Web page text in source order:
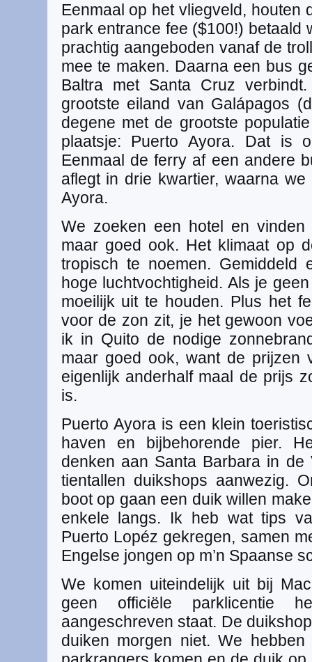
Eenmaal op het vliegveld, houten
park entrance fee ($100!) betaald
prachtig aangeboden vanaf de
mee te maken. Daarna een bus
Baltra met Santa Cruz
grootste eiland van Galápagos
degene met de grootste
plaatsje: Puerto Ayora. Dat is
Eenmaal de ferry af een andere
aflegt in drie kwartier, waarna
Ayora.
We zoeken een hotel en
maar goed ook. Het klimaat op
tropisch te noemen.
hoge luchtvochtigheid. Als je
moeilijk uit te houden. Plus het
voor de zon zit, je het gewoon
ik in Quito de nodige
maar goed ook, want de prijzen
eigenlijk anderhalf maal de prijs
is.
Puerto Ayora is een klein
haven en bijbehorende pier.
denken aan Santa Barbara in
tientallen duikshops aanwezig.
boot op gaan een duik willen
enkele langs. Ik heb wat tips
Puerto Lopéz gekregen, samen
Engelse jongen op m’n Spaanse
We komen uiteindelijk uit bij
geen officiële parklicentie
aangeschreven staat. De
duiken morgen niet. We